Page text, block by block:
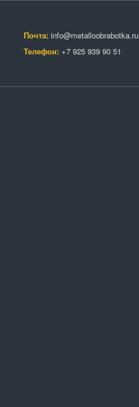
Почта: info@metalloobrabotka.ru
Телефон: +7 925 939 90 51